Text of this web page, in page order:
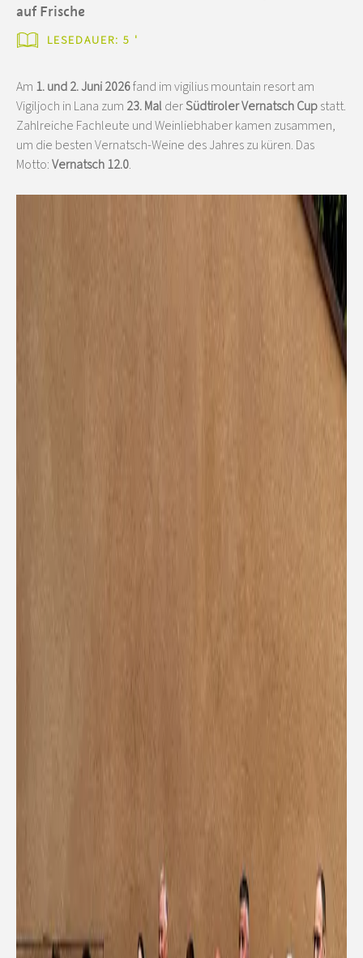
auf Frische
LESEDAUER: 5 '
Am 1. und 2. Juni 2026fand im vigilius mountain resort am
Vigiljoch in Lana zum 23. MalderSüdtiroler Vernatsch Cupstatt.
Zahlreiche Fachleute und Weinliebhaber kamen zusammen,
um die besten Vernatsch-Weine des Jahres zu küren. Das
Motto:Vernatsch 12.0.